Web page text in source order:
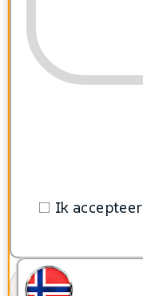
Ik accepteer